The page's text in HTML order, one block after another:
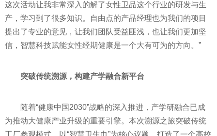
这次活动让我非常深入的解了女性卫品这个行业的研发与生
产，学习到了很多知识。自由点的产品经理也为我们的项目
提出了专业的意见，让我们团队受益匪浅，也让我们更加坚
信，智慧科技赋能女性经期健康是一个大有可为的方向。”
突破传统溯源，构建产学融合新平台
随着“健康中国2030”战略的深入推进，产学研融合已成
为推动大健康产业升级的重要引擎。本次溯源之旅突破传统